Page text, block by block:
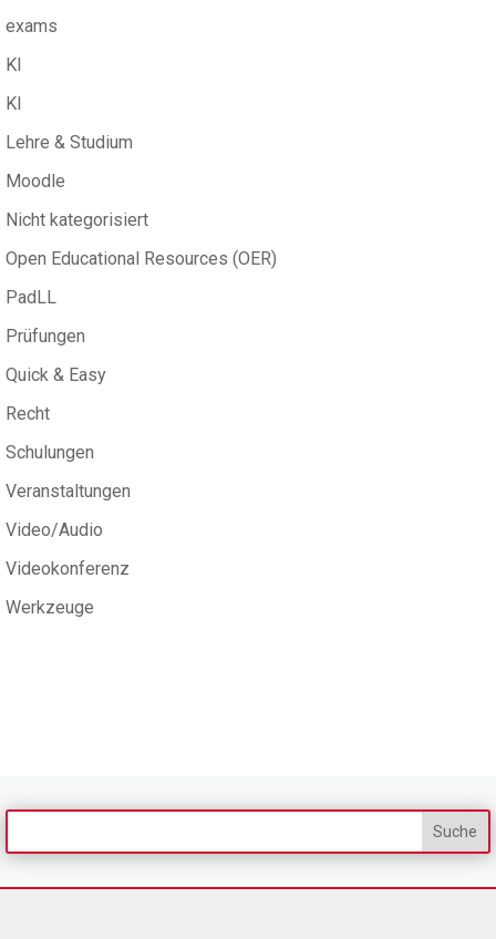
exams
KI
KI
Lehre & Studium
Moodle
Nicht kategorisiert
Open Educational Resources (OER)
PadLL
Prüfungen
Quick & Easy
Recht
Schulungen
Veranstaltungen
Video/Audio
Videokonferenz
Werkzeuge